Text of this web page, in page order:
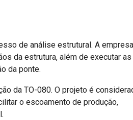
de análise estrutural. A
da estrutura, além de executar
da ponte.
da TO-080. O projeto é
o escoamento de produção,